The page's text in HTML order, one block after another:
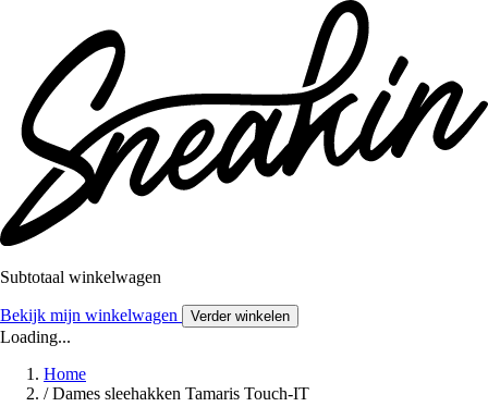
Subtotaal winkelwagen
Bekijk mijn winkelwagen Verder winkelen
Loading...
Home
/ Dames sleehakken Tamaris Touch-IT